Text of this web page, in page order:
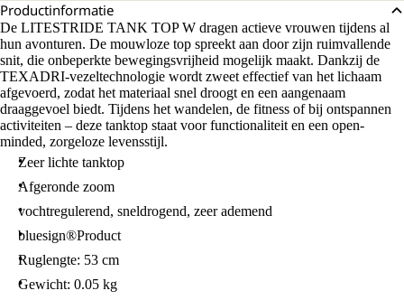
Productinformatie
De LITESTRIDE TANK TOP W dragen actieve vrouwen tijdens al
hun avonturen. De mouwloze top spreekt aan door zijn ruimvallende
snit, die onbeperkte bewegingsvrijheid mogelijk maakt. Dankzij de
TEXADRI-vezeltechnologie wordt zweet effectief van het lichaam
afgevoerd, zodat het materiaal snel droogt en een aangenaam
draaggevoel biedt. Tijdens het wandelen, de fitness of bij ontspannen
activiteiten – deze tanktop staat voor functionaliteit en een open-
minded, zorgeloze levensstijl.
Zeer lichte tanktop
Afgeronde zoom
vochtregulerend, sneldrogend, zeer ademend
bluesign®Product
Ruglengte: 53 cm
Gewicht: 0.05 kg